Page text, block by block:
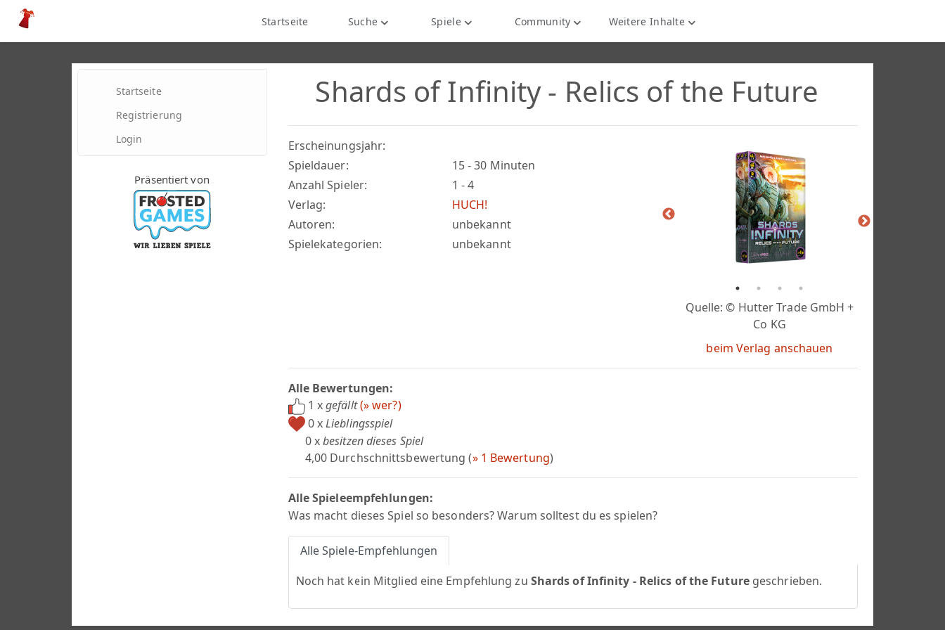
Startseite Suche Spiele Community Weitere Inhalte
Startseite
Registrierung
Login
Präsentiert von
Shards of Infinity - Relics of the Future
Erscheinungsjahr:
Spieldauer:
15 - 30 Minuten
Anzahl Spieler:
1 - 4
Verlag:
HUCH!
Autoren:
unbekannt
Spielekategorien:
unbekannt
Quelle: © Hutter Trade GmbH +
Co KG
beim Verlag anschauen
Alle Bewertungen:
1 xgefällt(» wer?)
0 xLieblingsspiel
0 xbesitzen dieses Spiel
4,00 Durchschnittsbewertung (» 1 Bewertung)
Alle Spieleempfehlungen:
Was macht dieses Spiel so besonders? Warum solltest du es spielen?
Alle Spiele-Empfehlungen
Noch hat kein Mitglied eine Empfehlung zu Shards of Infinity - Relics of the Futuregeschrieben.